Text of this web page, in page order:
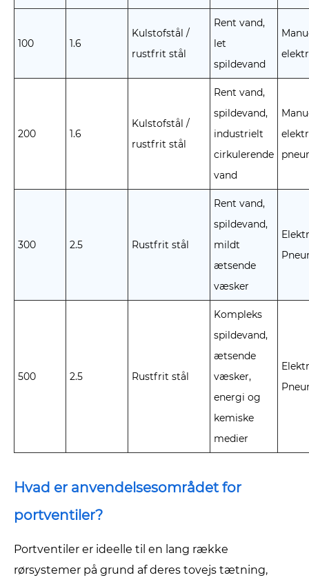
100 1.6
Kulstofstål /
rustfrit stål
Rent vand,
let
spildevand
200 1.6
Kulstofstål /
rustfrit stål
Rent vand,
spildevand,
industrielt
cirkulerende
vand
300 2.5 Rustfrit stål
Rent vand,
spildevand,
mildt
ætsende
væsker
500 2.5 Rustfrit stål
Kompleks
spildevand,
ætsende
væsker,
energi og
kemiske
medier
Hvad er anvendelsesområdet for
portventiler?
Portventiler er ideelle til en lang række
rørsystemer på grund af deres tovejs tætning,